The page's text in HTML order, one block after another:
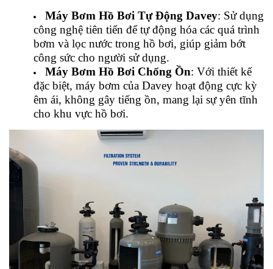
Máy Bơm Hồ Bơi Tự Động Davey: Sử dụng
công nghệ tiên tiến để tự động hóa các quá trình
bơm và lọc nước trong hồ bơi, giúp giảm bớt
công sức cho người sử dụng.
Máy Bơm Hồ Bơi Chống Ồn: Với thiết kế
đặc biệt, máy bơm của Davey hoạt động cực kỳ
êm ái, không gây tiếng ồn, mang lại sự yên tĩnh
cho khu vực hồ bơi.